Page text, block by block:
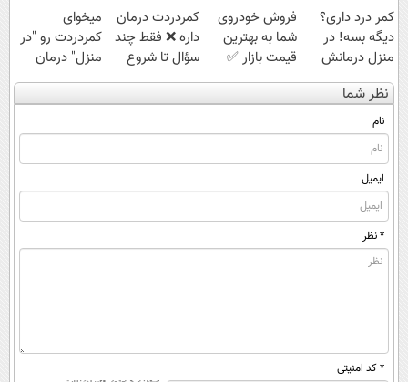
کمر درد داری؟
دیگه بسه! در
منزل درمانش
کن
(◀پرسش‌نامه)
فروش خودروی
شما به بهترین
قیمت بازار ✅
‌کمردردت درمان
داره ❌ فقط چند
سؤال تا شروع
بهبودی فاصله‌
داری!
میخوای
کمردردت رو "در
منزل" درمان
کنی؟ (◂فیلم +
◂پرسش‌نامه)
نظر شما
نام
ایمیل
* نظر
* کد امنیتی